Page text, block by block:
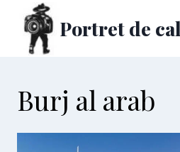
content
Portret de
Burj al arab